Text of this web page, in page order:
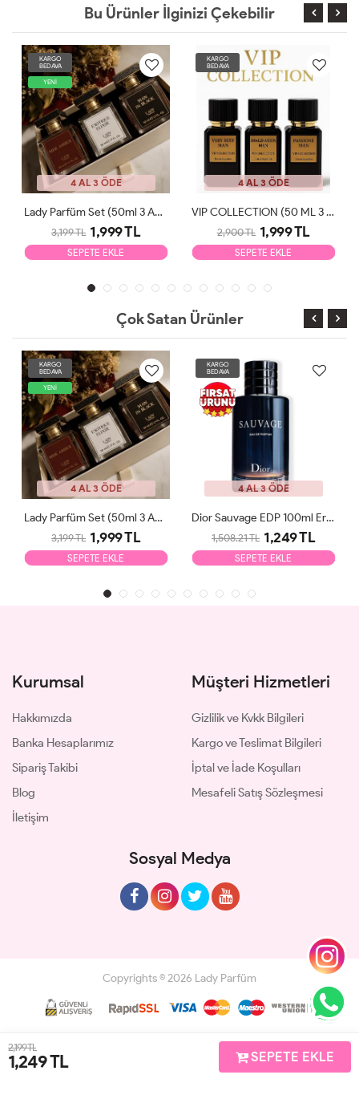
2,199 TL
1,249TL SEPETE EKLE
Bu Ürünler İlginizi Çekebilir
KARGO
BEDAVA
YENİ
4 AL 3 ÖDE
Lady Parfüm Set (50ml 3 Adet)
3,199 TL 1,999 TL
SEPETE EKLE
KARGO
BEDAVA
4 AL 3 ÖDE
VIP COLLECTION (50 ML 3 ADET)
2,900 TL 1,999 TL
SEPETE EKLE
Çok Satan Ürünler
KARGO
BEDAVA
YENİ
4 AL 3 ÖDE
Lady Parfüm Set (50ml 3 Adet)
3,199 TL 1,999 TL
SEPETE EKLE
KARGO
BEDAVA
4 AL 3 ÖDE
Dior Sauvage EDP 100ml Erkek Parfüm Tester
1,508.21 TL 1,249 TL
SEPETE EKLE
Kurumsal
Hakkımızda
Banka Hesaplarımız
Sipariş Takibi
Blog
İletişim
Müşteri Hizmetleri
Gizlilik ve Kvkk Bilgileri
Kargo ve Teslimat Bilgileri
İptal ve İade Koşulları
Mesafeli Satış Sözleşmesi
Sosyal Medya
Copyrights © 2026 Lady Parfüm
Geliştir - powered by innovation
Anasayfa Sipariş Takibi İletişim